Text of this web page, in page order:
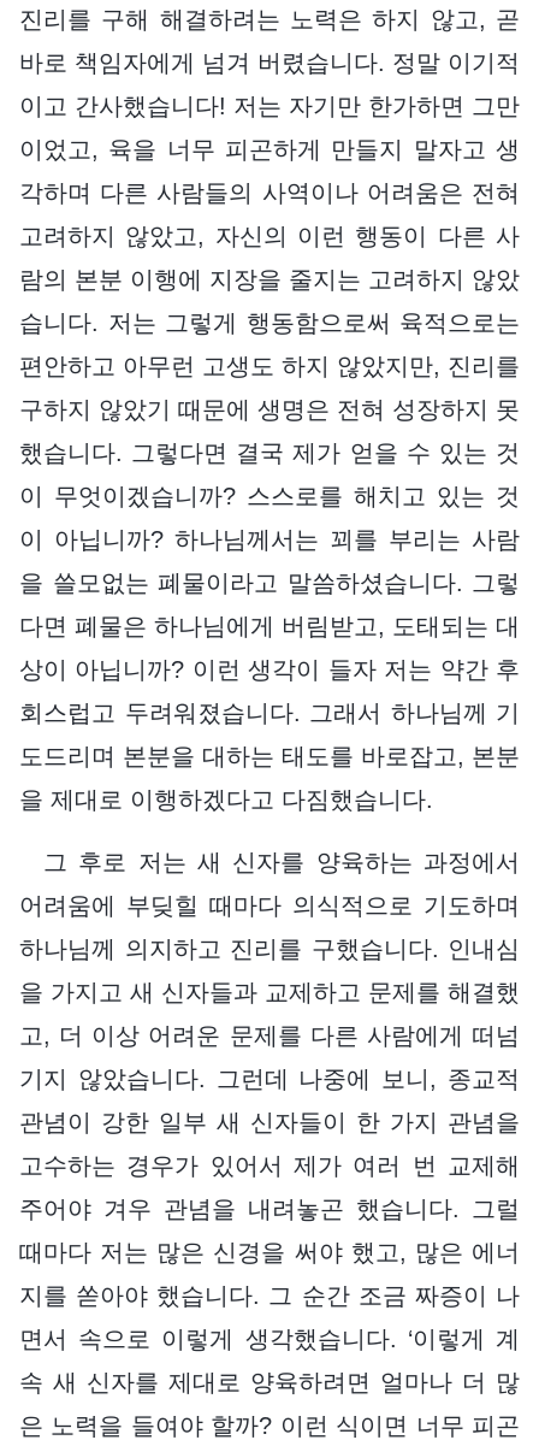
진리를 구해 해결하려는 노력은 하지 않고, 곧
바로 책임자에게 넘겨 버렸습니다. 정말 이기적
이고 간사했습니다! 저는 자기만 한가하면 그만
이었고, 육을 너무 피곤하게 만들지 말자고 생
각하며 다른 사람들의 사역이나 어려움은 전혀
고려하지 않았고, 자신의 이런 행동이 다른 사
람의 본분 이행에 지장을 줄지는 고려하지 않았
습니다. 저는 그렇게 행동함으로써 육적으로는
편안하고 아무런 고생도 하지 않았지만, 진리를
구하지 않았기 때문에 생명은 전혀 성장하지 못
했습니다. 그렇다면 결국 제가 얻을 수 있는 것
이 무엇이겠습니까? 스스로를 해치고 있는 것
이 아닙니까? 하나님께서는 꾀를 부리는 사람
을 쓸모없는 폐물이라고 말씀하셨습니다. 그렇
다면 폐물은 하나님에게 버림받고, 도태되는 대
상이 아닙니까? 이런 생각이 들자 저는 약간 후
회스럽고 두려워졌습니다. 그래서 하나님께 기
도드리며 본분을 대하는 태도를 바로잡고, 본분
을 제대로 이행하겠다고 다짐했습니다.
그 후로 저는 새 신자를 양육하는 과정에서
어려움에 부딪힐 때마다 의식적으로 기도하며
하나님께 의지하고 진리를 구했습니다. 인내심
을 가지고 새 신자들과 교제하고 문제를 해결했
고, 더 이상 어려운 문제를 다른 사람에게 떠넘
기지 않았습니다. 그런데 나중에 보니, 종교적
관념이 강한 일부 새 신자들이 한 가지 관념을
고수하는 경우가 있어서 제가 여러 번 교제해
주어야 겨우 관념을 내려놓곤 했습니다. 그럴
때마다 저는 많은 신경을 써야 했고, 많은 에너
지를 쏟아야 했습니다. 그 순간 조금 짜증이 나
면서 속으로 이렇게 생각했습니다. ‘이렇게 계
속 새 신자를 제대로 양육하려면 얼마나 더 많
은 노력을 들여야 할까? 이런 식이면 너무 피곤